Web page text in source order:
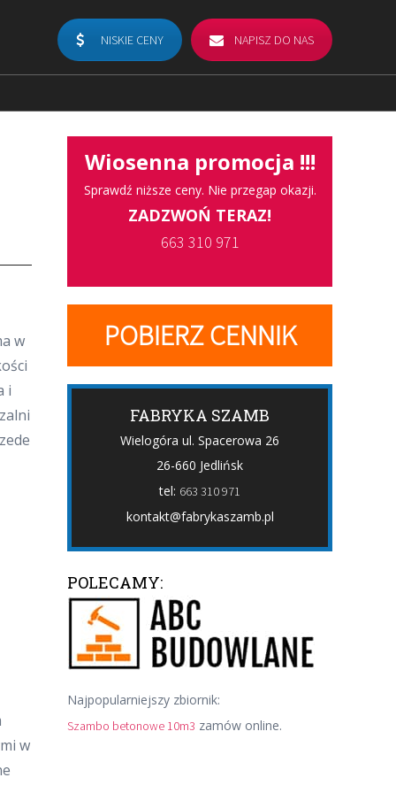
NISKIE CENY NAPISZ DO NAS
w
i
w
Wiosenna promocja !!!
Sprawdź niższe ceny. Nie przegap okazji.
ZADZWOŃ TERAZ!
663 310 971
POBIERZ CENNIK
FABRYKA SZAMB
Wielogóra ul. Spacerowa 26
26-660 Jedlińsk
tel: 663 310 971
kontakt@fabrykaszamb.pl
POLECAMY:
Najpopularniejszy zbiornik:
Szambo betonowe 10m3 zamów online.